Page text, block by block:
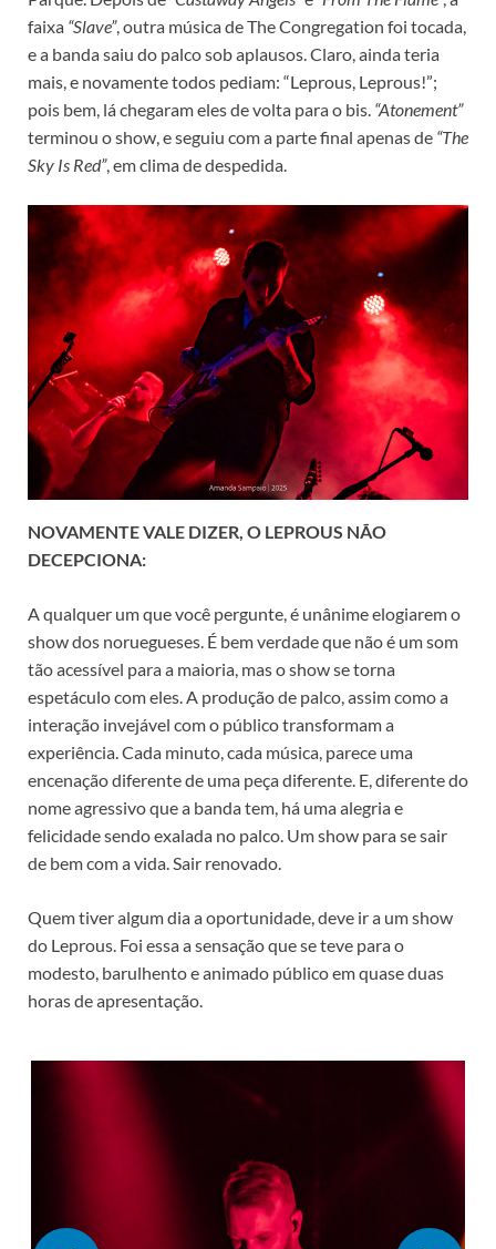
faixa “Slave”, outra música de The Congregation foi tocada,
e a banda saiu do palco sob aplausos. Claro, ainda teria
mais, e novamente todos pediam: “Leprous, Leprous!”;
pois bem, lá chegaram eles de volta para o bis. “Atonement”
terminou o show, e seguiu com a parte final apenas de “The
Sky Is Red”, em clima de despedida.
NOVAMENTE VALE DIZER, O LEPROUS NÃO
DECEPCIONA:
A qualquer um que você pergunte, é unânime elogiarem o
show dos noruegueses. É bem verdade que não é um som
tão acessível para a maioria, mas o show se torna
espetáculo com eles. A produção de palco, assim como a
interação invejável com o público transformam a
experiência. Cada minuto, cada música, parece uma
encenação diferente de uma peça diferente. E, diferente do
nome agressivo que a banda tem, há uma alegria e
felicidade sendo exalada no palco. Um show para se sair
de bem com a vida. Sair renovado.
Quem tiver algum dia a oportunidade, deve ir a um show
do Leprous. Foi essa a sensação que se teve para o
modesto, barulhento e animado público em quase duas
horas de apresentação.